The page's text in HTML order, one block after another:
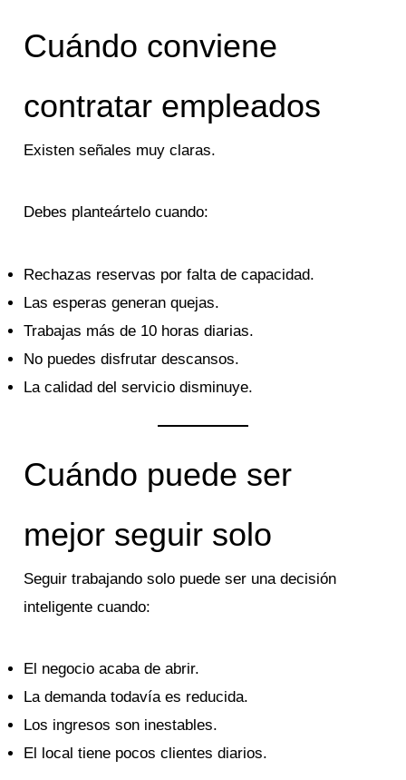
Cuándo conviene
contratar empleados
Existen señales muy claras.
Debes planteártelo cuando:
Rechazas reservas por falta de capacidad.
Las esperas generan quejas.
Trabajas más de 10 horas diarias.
No puedes disfrutar descansos.
La calidad del servicio disminuye.
Cuándo puede ser
mejor seguir solo
Seguir trabajando solo puede ser una decisión
inteligente cuando:
El negocio acaba de abrir.
La demanda todavía es reducida.
Los ingresos son inestables.
El local tiene pocos clientes diarios.